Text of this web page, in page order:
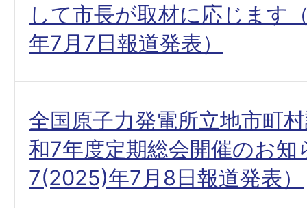
して市長が取材に応じます
年7月7日報道発表）
全国原子力発電所立地市町
和7年度定期総会開催のお知
7(2025)年7月8日報道発表）